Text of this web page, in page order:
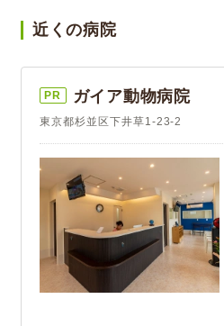
近くの病院
PR ガイア動物病院
東京都杉並区下井草1-23-2